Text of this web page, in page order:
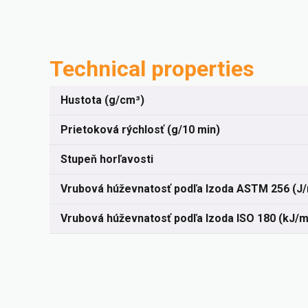
Technical properties
Hustota (g/cm³)
Prietoková rýchlosť (g/10 min)
Stupeň horľavosti
Vrubová húževnatosť podľa Izoda ASTM 256
Vrubová húževnatosť podľa Izoda ISO 180 (kJ/